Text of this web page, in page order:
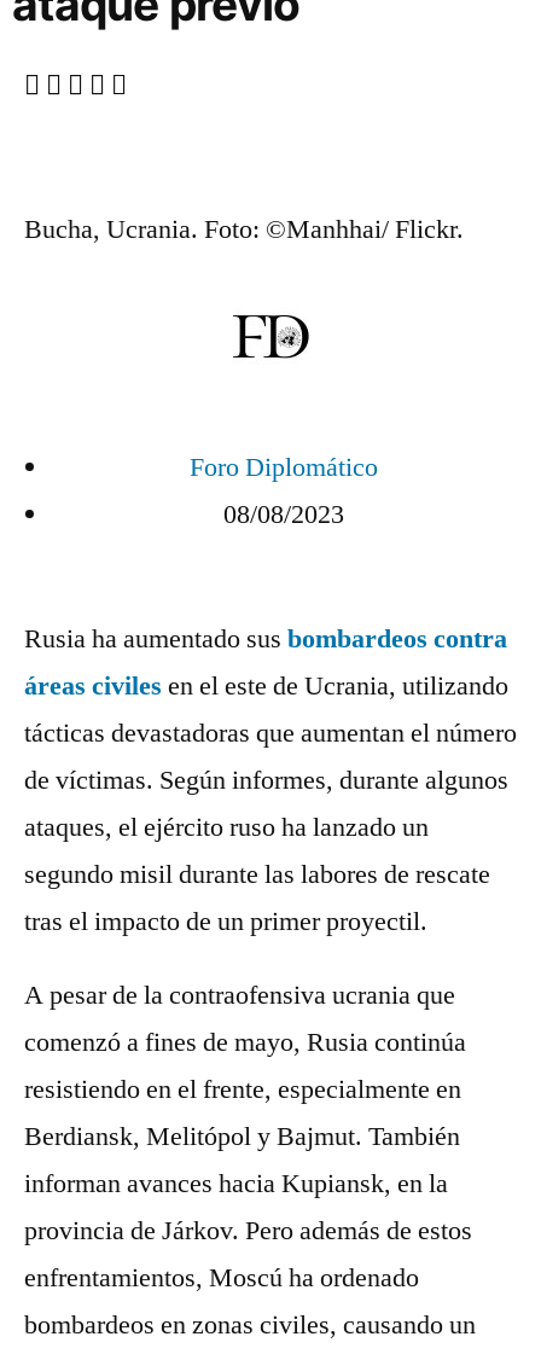
Bucha, Ucrania. Foto: ©Manhhai/ Flickr.
Foro Diplomático
08/08/2023
Rusia ha aumentado sus bombardeos contra
áreas civiles en el este de Ucrania, utilizando
tácticas devastadoras que aumentan el número
de víctimas. Según informes, durante algunos
ataques, el ejército ruso ha lanzado un
segundo misil durante las labores de rescate
tras el impacto de un primer proyectil.
A pesar de la contraofensiva ucrania que
comenzó a fines de mayo, Rusia continúa
resistiendo en el frente, especialmente en
Berdiansk, Melitópol y Bajmut. También
informan avances hacia Kupiansk, en la
provincia de Járkov. Pero además de estos
enfrentamientos, Moscú ha ordenado
bombardeos en zonas civiles, causando un